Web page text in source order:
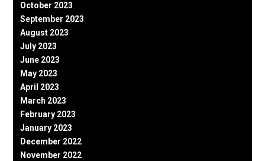
October 2023
September 2023
August 2023
July 2023
June 2023
May 2023
April 2023
March 2023
February 2023
January 2023
December 2022
November 2022